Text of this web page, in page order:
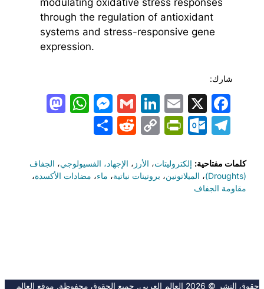
through the regulation of antioxidant
systems and stress-responsive gene
expression.
شارك:
Facebook
X
Email
LinkedIn
Gmail
Telegram
Outlook.com
PrintFriendly
Copy
Reddit
Share
كلمات مفتاحية: إلكتروليتات، الأرز ، الإجهاد، الفسيولوجي، الجفاف
(Droughts)
، الميلاتونين، بروتينات نباتية، ماء، مضادات الأكسدة،
مقاومة الجفاف
حقوق النشر © 2026 العالِم العربي. جميع الحقوق محفوظة. موقع العالِم